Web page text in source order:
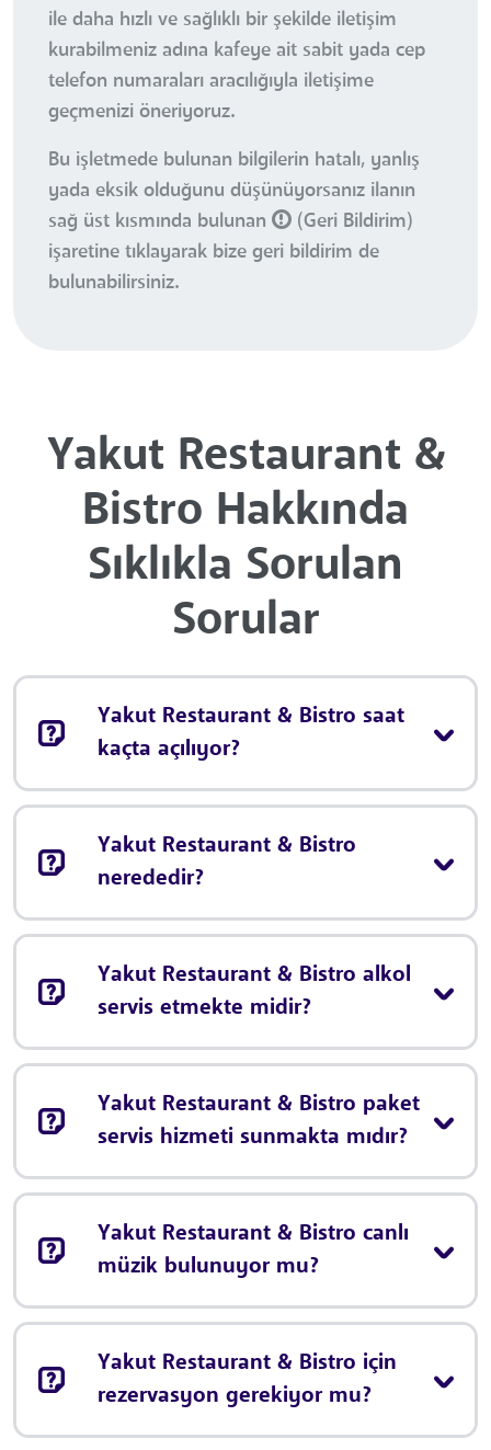
ile daha hızlı ve sağlıklı bir şekilde iletişim
kurabilmeniz adına kafeye ait sabit yada cep
telefon numaraları aracılığıyla iletişime
geçmenizi öneriyoruz.
Bu işletmede bulunan bilgilerin hatalı, yanlış
yada eksik olduğunu düşünüyorsanız ilanın
sağ üst kısmında bulunan
(Geri Bildirim)
işaretine tıklayarak bize geri bildirim de
bulunabilirsiniz.
Yakut Restaurant &
Bistro Hakkında
Sıklıkla Sorulan
Sorular
Yakut Restaurant & Bistro saat
kaçta açılıyor?
Yakut Restaurant & Bistro
nerededir?
Yakut Restaurant & Bistro alkol
servis etmekte midir?
Yakut Restaurant & Bistro paket
servis hizmeti sunmakta mıdır?
Yakut Restaurant & Bistro canlı
müzik bulunuyor mu?
Yakut Restaurant & Bistro için
rezervasyon gerekiyor mu?